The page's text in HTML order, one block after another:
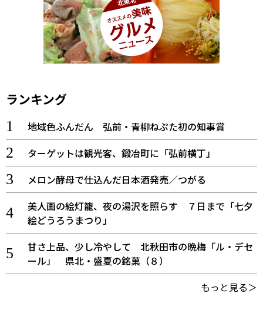
ランキング
地域色ふんだん 弘前・青柳ねぷた初の知事賞
ターゲットは観光客、鍛冶町に「弘前横丁」
メロン酵母で仕込んだ日本酒発売／つがる
美人画の絵灯籠、夜の湯沢を照らす ７日まで「七夕
絵どうろうまつり」
甘さ上品、少し冷やして 北秋田市の晩梅「ル・デセ
ール」 県北・盛夏の銘菓（８）
もっと見る＞